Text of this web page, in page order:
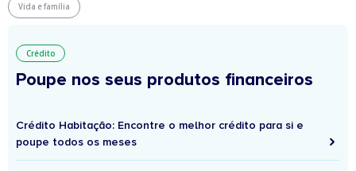
Vida e família
Crédito
Poupe nos seus produtos financeiros
Crédito Habitação: Encontre o melhor crédito para si e
poupe todos os meses